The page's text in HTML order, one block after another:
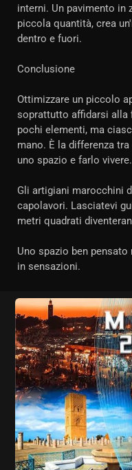
interni. Un pavimento in
piccola quantità, crea
dentro e fuori.
Conclusione
Ottimizzare un piccolo
soprattutto affidarsi alla
pochi elementi, ma
mano. È la differenza
uno spazio e farlo vivere.
Gli artigiani marocchini
capolavori. Lasciatevi
metri quadrati
Uno spazio ben
in sensazioni.